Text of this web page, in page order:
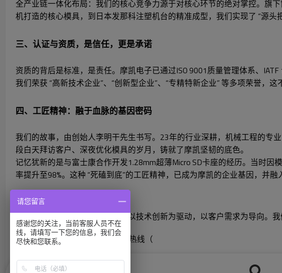
全产业链一体化布局：我们的核心竞争力源于对核心环节的绝对掌控。旗
机打造的核心模具，到日本发那科注塑机台的精准成型，我们实现了 “源
三、认证与资质，是信任，更是承诺
资质的背后是标准，是责任。摩凯电子已通过ISO 9001质量管理体系、
我们荣获 “高新技术企业”、“创新型企业”、“专精特新企业” 等多项荣誉，
四、工匠精神：融于血脉的基因密码
我们的故事，由创始人李明干先生书写。23年的行业深耕，机械工程的专
段白天拜访客户、深夜优化模具的岁月，铸就了摩凯坚韧的底色。
记忆犹新的是与富士康合作开发1.28mm超薄Micro SD卡座的经历。当时
率提升至98%。这种 “死磕到底”的工匠精神，已成为摩凯的企业基因，并
连接未来，与您共谱新篇
展望未来，苏州摩凯电子将继续以技术创新为驱动，以客户需求为导向。
moarconn.cn
，或随时拨打我们的24小时服务热线（
），让我们以摩凯的可靠，连接您产品的未来。
请您留言
感谢您的关注，当前客服人员不在
线，请填写一下您的信息，我们会
尽快和您联系。